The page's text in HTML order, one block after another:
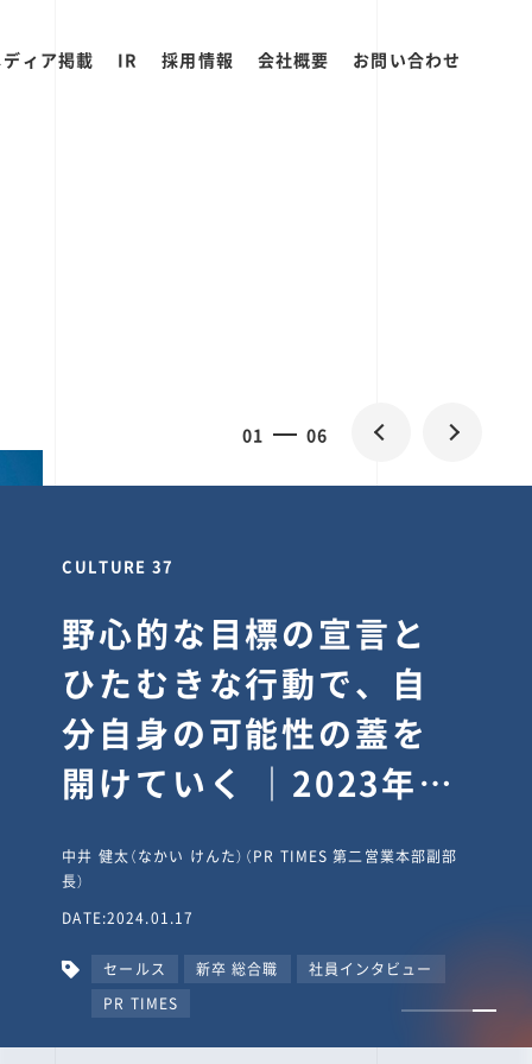
ィア掲載 IR 採用情報 会社概要 お問い合わせ
01 06